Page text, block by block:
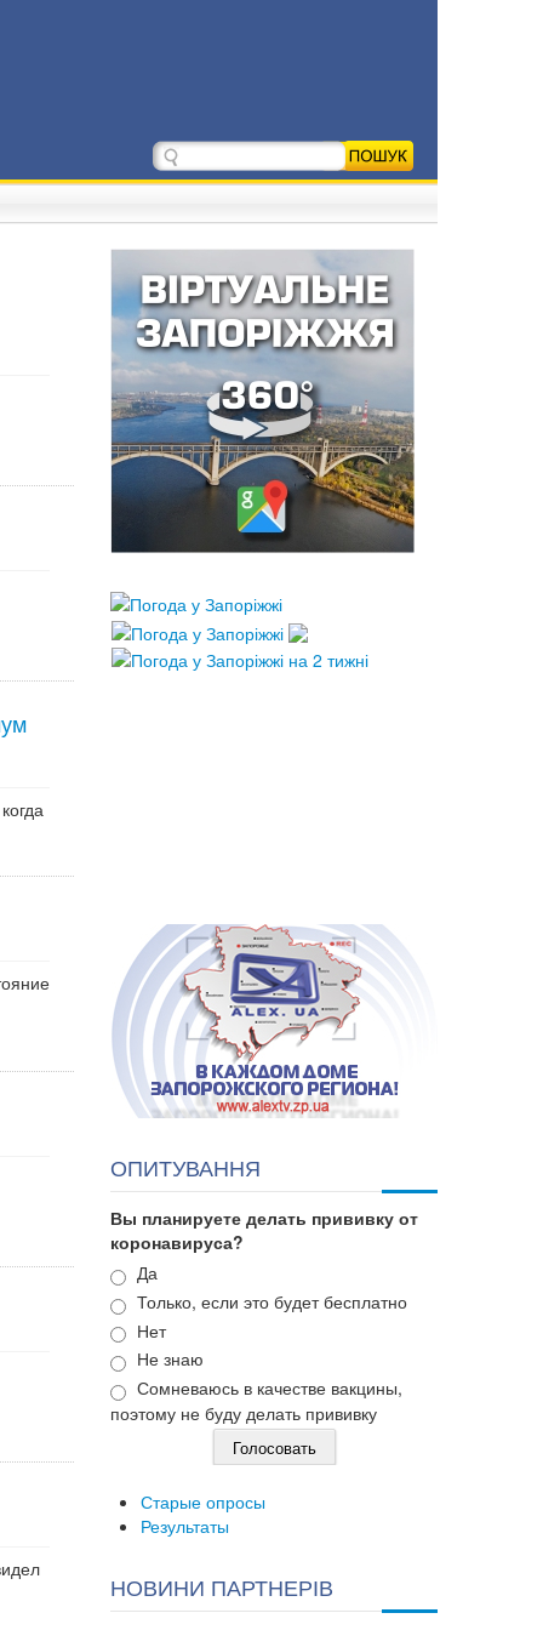
ОПИТУВАННЯ
Вы планируете делать прививку от
коронавируса?
Варианты
Да
Только, если это будет бесплатно
Нет
Не знаю
Сомневаюсь в качестве вакцины,
поэтому не буду делать прививку
Старые опросы
Результаты
НОВИНИ ПАРТНЕРІВ